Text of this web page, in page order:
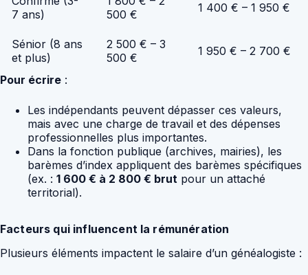
7 ans)
500 €
1 400 € – 1 950 €
Sénior (8 ans
et plus)
2 500 € – 3
500 €
1 950 € – 2 700 €
Pour écrire :
Les indépendants peuvent dépasser ces valeurs,
mais avec une charge de travail et des dépenses
professionnelles plus importantes.
Dans la fonction publique (archives, mairies), les
barèmes d’index appliquent des barèmes spécifiques
(ex. : 1 600 € à 2 800 € brut pour un attaché
territorial).
Facteurs qui influencent la rémunération
Plusieurs éléments impactent le salaire d’un généalogiste :